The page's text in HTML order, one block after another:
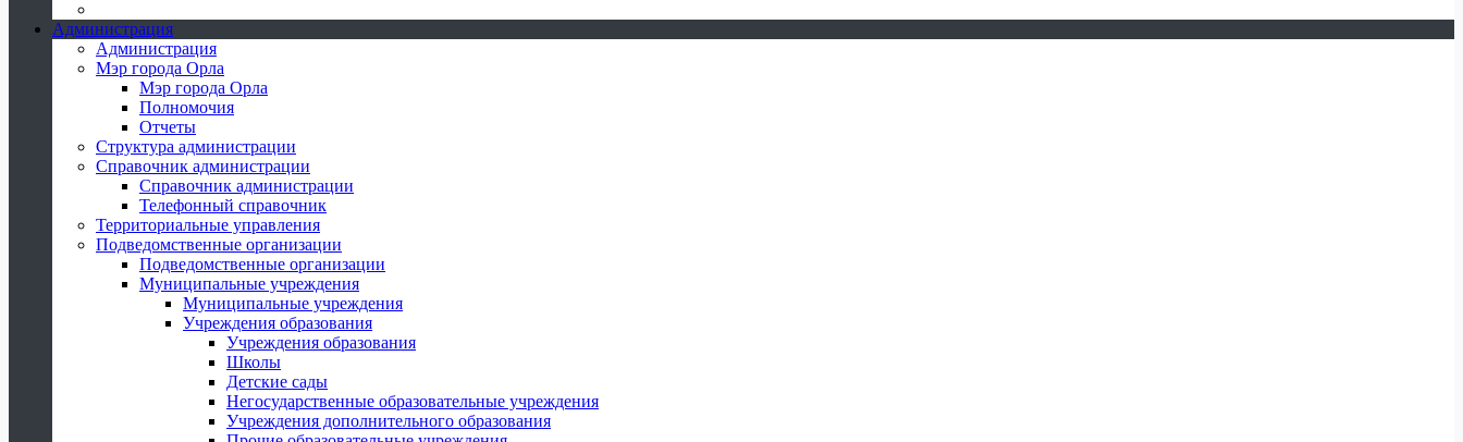
Администрация
Администрация
Мэр города Орла
Мэр города Орла
Полномочия
Отчеты
Структура администрации
Справочник администрации
Справочник администрации
Телефонный справочник
Территориальные управления
Подведомственные организации
Подведомственные организации
Муниципальные учреждения
Муниципальные учреждения
Учреждения образования
Учреждения образования
Школы
Детские сады
Негосударственные образовательные учреждения
Учреждения дополнительного образования